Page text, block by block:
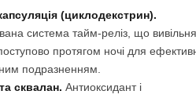
(циклодекстрин).
система тайм-реліз, що
протягом ночі для
подразненням.
сквалан. Антиоксидант і